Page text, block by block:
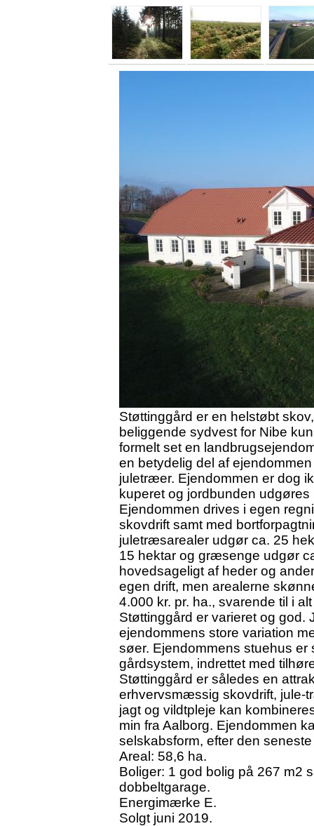
Støttinggård er en helstøbt
beliggende sydvest for Nibe
formelt set en
en betydelig del af
juletræer. Ejendommen er dog
kuperet og jordbunden
Ejendommen drives i egen
skovdrift samt med
juletræsarealer udgør ca. 25
15 hektar og græsenge udgør
hovedsageligt af heder og
egen drift, men arealerne
4.000 kr. pr. ha., svarende til i
Støttinggård er varieret og
ejendommens store variation
søer. Ejendommens stuehus
gårdsystem, indrettet med
Støttinggård er således en
erhvervsmæssig skovdrift, jule-
jagt og vildtpleje kan
min fra Aalborg. Ejendommen
selskabsform, efter den
Areal: 58,6 ha.
Boliger: 1 god bolig på 267 m2
dobbeltgarage.
Energimærke E.
Solgt juni 2019.